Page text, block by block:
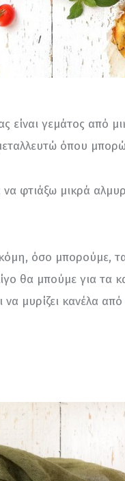
γεμάτος από
όπου
φτιάξω μικρά
όσο μπορούμε,
θα μπούμε για τα
να μυρίζει κανέλα